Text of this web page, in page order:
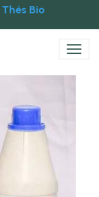
Thés Bio